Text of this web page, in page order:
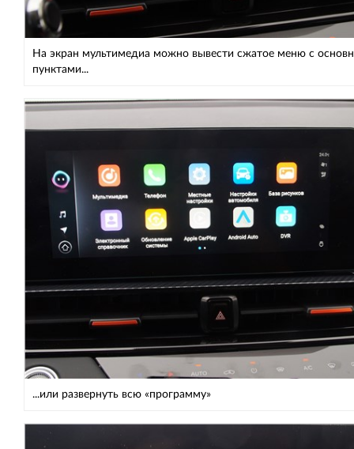
На экран мультимедиа можно вывести сжатое меню с
пунктами...
...или развернуть всю «программу»